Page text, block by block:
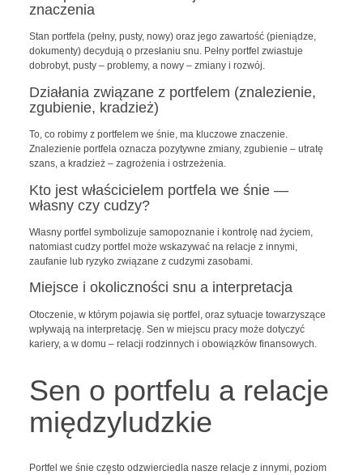
znaczenia
Stan portfela (pełny, pusty, nowy) oraz jego zawartość (pieniądze,
dokumenty) decydują o przesłaniu snu. Pełny portfel zwiastuje
dobrobyt, pusty – problemy, a nowy – zmiany i rozwój.
Działania związane z portfelem (znalezienie,
zgubienie, kradzież)
To, co robimy z portfelem we śnie, ma kluczowe znaczenie.
Znalezienie portfela oznacza pozytywne zmiany, zgubienie – utratę
szans, a kradzież – zagrożenia i ostrzeżenia.
Kto jest właścicielem portfela we śnie —
własny czy cudzy?
Własny portfel symbolizuje samopoznanie i kontrolę nad życiem,
natomiast cudzy portfel może wskazywać na relacje z innymi,
zaufanie lub ryzyko związane z cudzymi zasobami.
Miejsce i okoliczności snu a interpretacja
Otoczenie, w którym pojawia się portfel, oraz sytuacje towarzyszące
wpływają na interpretację. Sen w miejscu pracy może dotyczyć
kariery, a w domu – relacji rodzinnych i obowiązków finansowych.
Sen o portfelu a relacje
międzyludzkie
Portfel we śnie często odzwierciedla nasze relacje z innymi, poziom